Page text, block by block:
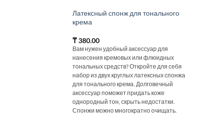
Латексный спонж для тонального
крема
₸380.00
Вам нужен удобный аксессуар для
нанесения кремовых или флюидных
тональных средств? Откройте для себя
набор из двух круглых латексных спонжа
для тонального крема. Долговечный
аксессуар поможет придать коже
однородный тон, скрыть недостатки.
Спонжи можно многократно очищать.